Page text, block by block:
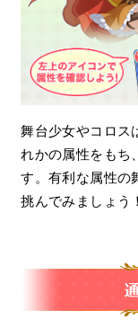
舞台少女やコロス
れかの属性をもち
す。有利な属性の
挑んでみましょう！